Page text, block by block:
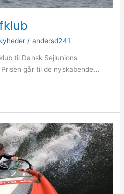
/andersd241
til Dansk Sejlunions
går til de nyskabende…